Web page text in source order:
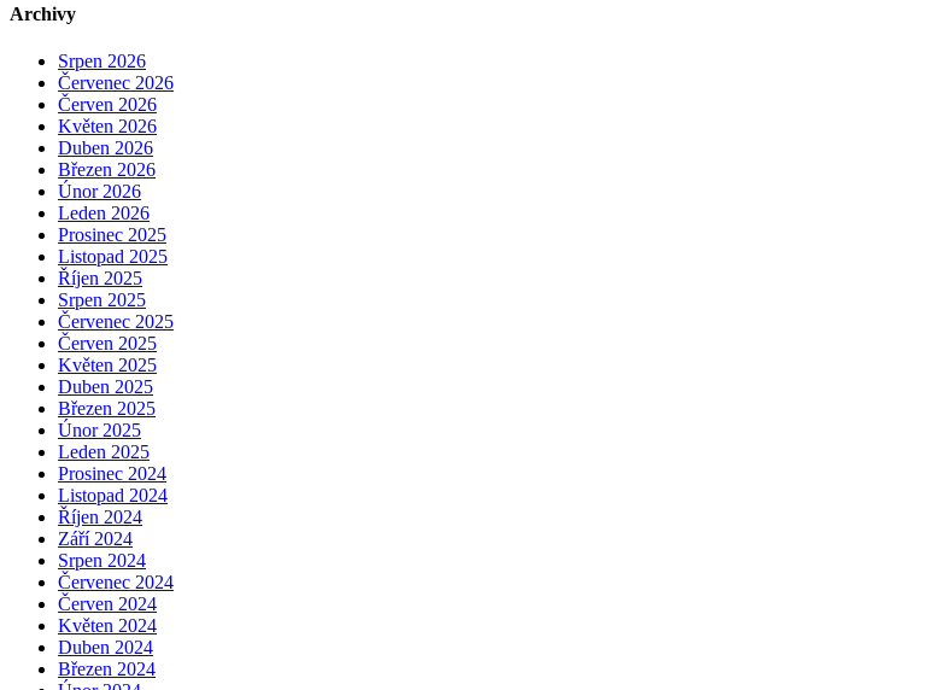
Archivy
Srpen 2026
Červenec 2026
Červen 2026
Květen 2026
Duben 2026
Březen 2026
Únor 2026
Leden 2026
Prosinec 2025
Listopad 2025
Říjen 2025
Srpen 2025
Červenec 2025
Červen 2025
Květen 2025
Duben 2025
Březen 2025
Únor 2025
Leden 2025
Prosinec 2024
Listopad 2024
Říjen 2024
Září 2024
Srpen 2024
Červenec 2024
Červen 2024
Květen 2024
Duben 2024
Březen 2024